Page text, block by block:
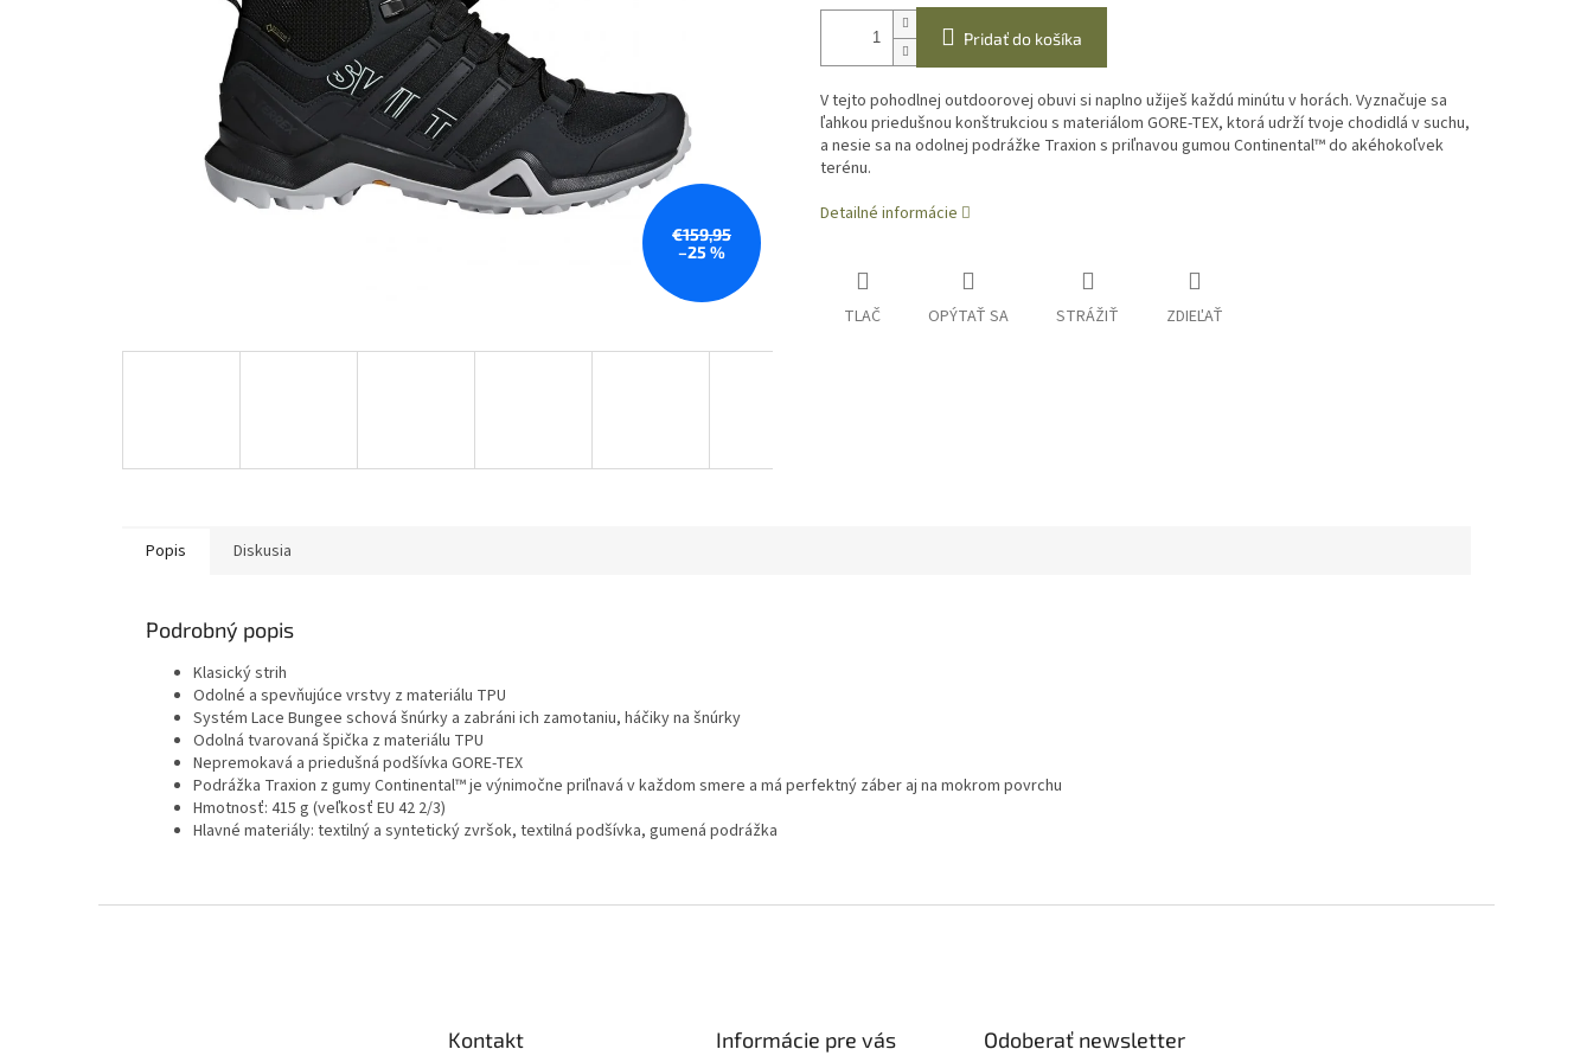
€159,95
–25 %
Pridať do košíka
V tejto pohodlnej outdoorovej obuvi si naplno užiješ každú minútu v horách. Vyznačuje sa
ľahkou priedušnou konštrukciou s materiálom GORE-TEX, ktorá udrží tvoje chodidlá v suchu,
a nesie sa na odolnej podrážke Traxion s priľnavou gumou Continental™ do akéhokoľvek
terénu.
Detailné informácie
TLAČ OPÝTAŤ SA STRÁŽIŤ ZDIEĽAŤ
Popis Diskusia
Podrobný popis
Klasický strih
Odolné a spevňujúce vrstvy z materiálu TPU
Systém Lace Bungee schová šnúrky a zabráni ich zamotaniu, háčiky na šnúrky
Odolná tvarovaná špička z materiálu TPU
Nepremokavá a priedušná podšívka GORE-TEX
Podrážka Traxion z gumy Continental™ je výnimočne priľnavá v každom smere a má perfektný záber aj na mokrom povrchu
Hmotnosť: 415 g (veľkosť EU 42 2/3)
Hlavné materiály: textilný a syntetický zvršok, textilná podšívka, gumená podrážka
Kontakt Informácie pre vás Odoberať newsletter